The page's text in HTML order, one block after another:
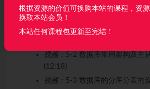
收起列表
视频： 5-2 数据库常用架构及主
(12:18)
视频： 5-3 数据库的分库分表的
根据资源的价值可换购本站的课程，资源
换取本站会员！
本站任何课程包更新至完结！